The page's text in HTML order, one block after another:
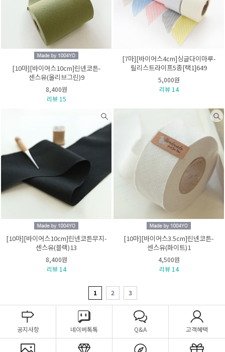
[10마][바이어스10cm]린넨코튼-
센스유(올리브그린)9
8,400원
리뷰 15
[7마][바이어스4cm]싱글다이마루-
릴리스트라이프5종[택1]649
5,000원
리뷰 14
[10마][바이어스10cm]린넨코튼무지-
센스유(블랙)13
8,400원
리뷰 14
[10마][바이어스3.5cm]린넨코튼-
센스유(화이트)1
4,500원
리뷰 14
1 2 3
공지사항 네이버톡톡 Q&A 고객혜택